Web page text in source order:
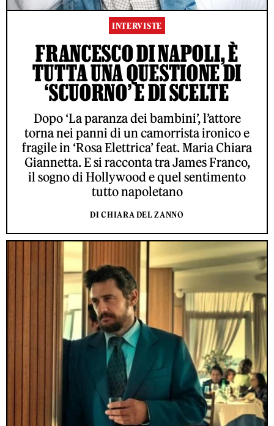
INTERVISTE
FRANCESCO DI NAPOLI, È
TUTTA UNA QUESTIONE DI
‘SCUORNO’ E DI SCELTE
Dopo ‘La paranza dei bambini’, l’attore
torna nei panni di un camorrista ironico e
fragile in ‘Rosa Elettrica’ feat. Maria Chiara
Giannetta. E si racconta tra James Franco,
il sogno di Hollywood e quel sentimento
tutto napoletano
DI CHIARA DEL ZANNO